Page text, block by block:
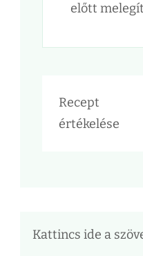
előtt
Recept
értékelése
Kattincs ide a